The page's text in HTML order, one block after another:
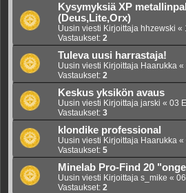
Kysymyksiä XP
(Deus,Lite,Orx)
Uusin viesti Kirjoittaja hhzewski «
Vastaukset: 2
Tuleva uusi harrastaja!
Uusin viesti Kirjoittaja Haarukka «
Vastaukset: 2
Keskus yksikön avaus
Uusin viesti Kirjoittaja jarski « 03
Vastaukset: 3
klondike professional
Uusin viesti Kirjoittaja Haarukka «
Vastaukset: 5
Minelab Pro-Find 20
Uusin viesti Kirjoittaja s_mike «
Vastaukset: 2